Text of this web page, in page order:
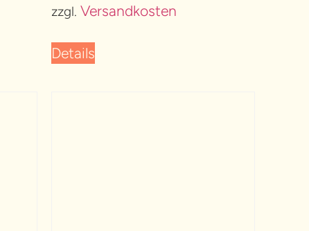
zzgl. Versandkosten
Details